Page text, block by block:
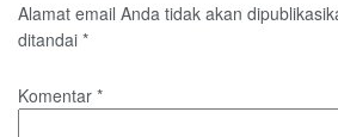
Alamat email Anda tidak akan
ditandai *
Komentar *